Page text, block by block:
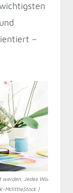
–
Jedes Wort,
MclittleStock )